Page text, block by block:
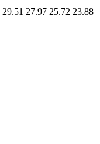
29.51 27.97 25.72 23.88